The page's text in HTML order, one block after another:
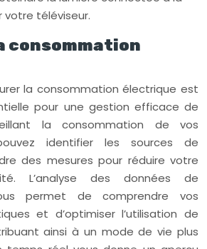
votre téléviseur.
consommation
la consommation électrique est
pour une gestion efficace de
la consommation de vos
identifier les sources de
des mesures pour réduire votre
L’analyse des données de
permet de comprendre vos
et d’optimiser l’utilisation de
ainsi à un mode de vie plus